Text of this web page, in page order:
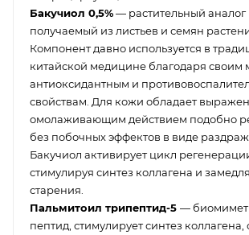
Бакучиол 0,5%— растительный аналог
получаемый из листьев и семян
Компонент давно используется в
китайской медицине благодаря
антиоксидантным и
свойствам. Для кожи обладает
омолаживающим действием подобно
без побочных эффектов в виде
Бакучиол активирует цикл
стимулируя синтез коллагена и
старения.
Пальмитоил трипептид-5 —
пептид, стимулирует синтез коллагена,